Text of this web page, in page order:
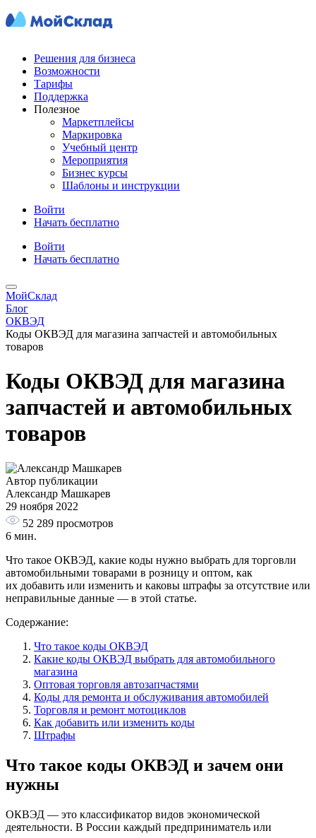
Решения для бизнеса
Возможности
Тарифы
Поддержка
Полезное
Маркетплейсы
Маркировка
Учебный центр
Мероприятия
Бизнес курсы
Шаблоны и инструкции
Войти
Начать бесплатно
Войти
Начать бесплатно
МойСклад
Блог
ОКВЭД
Коды ОКВЭД для магазина запчастей и автомобильных
товаров
Коды ОКВЭД для магазина
запчастей и автомобильных
товаров
Автор публикации
Александр Машкарев
29 ноября 2022
52 289 просмотров
6 мин.
Что такое ОКВЭД, какие коды нужно выбрать для торговли
автомобильными товарами в розницу и оптом, как
их добавить или изменить и каковы штрафы за отсутствие или
неправильные данные — в этой статье.
Содержание:
Что такое коды ОКВЭД
Какие коды ОКВЭД выбрать для автомобильного
магазина
Оптовая торговля автозапчастями
Коды для ремонта и обслуживания автомобилей
Торговля и ремонт мотоциклов
Как добавить или изменить коды
Штрафы
Что такое коды ОКВЭД и зачем они
нужны
ОКВЭД — это классификатор видов экономической
деятельности. В России каждый предприниматель или